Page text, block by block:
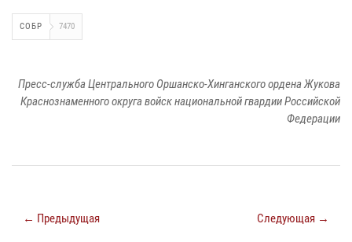
СОБР 7470
Пресс-служба Центрального Оршанско-Хинганского ордена Жукова
Краснознаменного округа войск национальной гвардии Российской
Федерации
← Предыдущая Следующая →